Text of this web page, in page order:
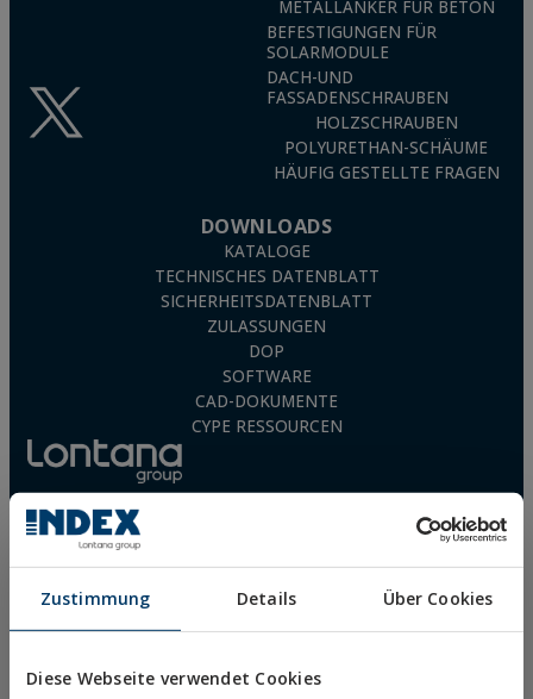
Zustimmung Details Über Cookies
Diese Webseite verwendet Cookies
werden. Geeignet für Gas-, Abwasser-, Elektro-, Kabel- oder
SIEHE ANGEBOT AN LEICHTE ROHRSCHELLEN
METALLANKER FÜR BETON
BEFESTIGUNGEN FÜR
SOLARMODULE
DACH-UND
FASSADENSCHRAUBEN
HOLZSCHRAUBEN
POLYURETHAN-SCHÄUME
HÄUFIG GESTELLTE FRAGEN
DOWNLOADS
KATALOGE
TECHNISCHES DATENBLATT
SICHERHEITSDATENBLATT
ZULASSUNGEN
DOP
SOFTWARE
CAD-DOKUMENTE
CYPE RESSOURCEN
Rechtliche Hinweise
Verwendung von Cookies
Allgemeine Geschäftsbedingungen
Ethischer Kanal